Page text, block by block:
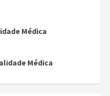
Médica
Médica